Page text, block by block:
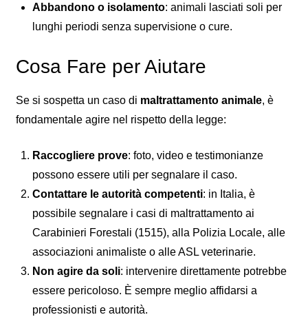
Abbandono o isolamento: animali lasciati soli per
lunghi periodi senza supervisione o cure.
Cosa Fare per Aiutare
Se si sospetta un caso di maltrattamento animale, è
fondamentale agire nel rispetto della legge:
Raccogliere prove: foto, video e testimonianze
possono essere utili per segnalare il caso.
Contattare le autorità competenti: in Italia, è
possibile segnalare i casi di maltrattamento ai
Carabinieri Forestali (1515), alla Polizia Locale, alle
associazioni animaliste o alle ASL veterinarie.
Non agire da soli: intervenire direttamente potrebbe
essere pericoloso. È sempre meglio affidarsi a
professionisti e autorità.